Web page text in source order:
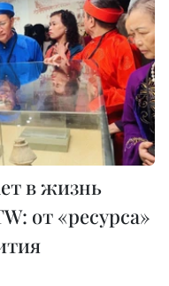
в жизнь
от «ресурса»